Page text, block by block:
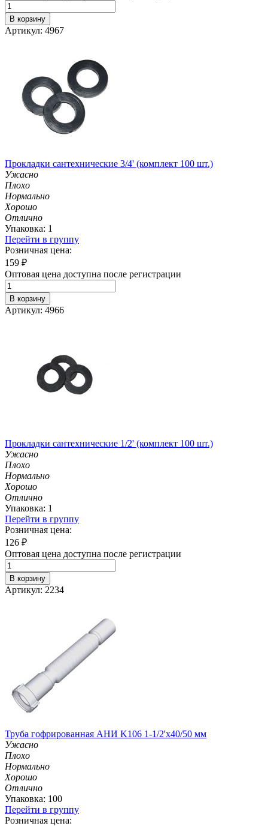
В корзину
Артикул: 4967
Прокладки сантехнические 3/4' (комплект 100 шт.)
Ужасно
Плохо
Нормально
Хорошо
Отлично
Упаковка: 1
Перейти в группу
Розничная цена:
159 ₽
Оптовая цена доступна после регистрации
В корзину
Артикул: 4966
Прокладки сантехнические 1/2' (комплект 100 шт.)
Ужасно
Плохо
Нормально
Хорошо
Отлично
Упаковка: 1
Перейти в группу
Розничная цена:
126 ₽
Оптовая цена доступна после регистрации
В корзину
Артикул: 2234
Труба гофрированная АНИ K106 1-1/2'х40/50 мм
Ужасно
Плохо
Нормально
Хорошо
Отлично
Упаковка: 100
Перейти в группу
Розничная цена: